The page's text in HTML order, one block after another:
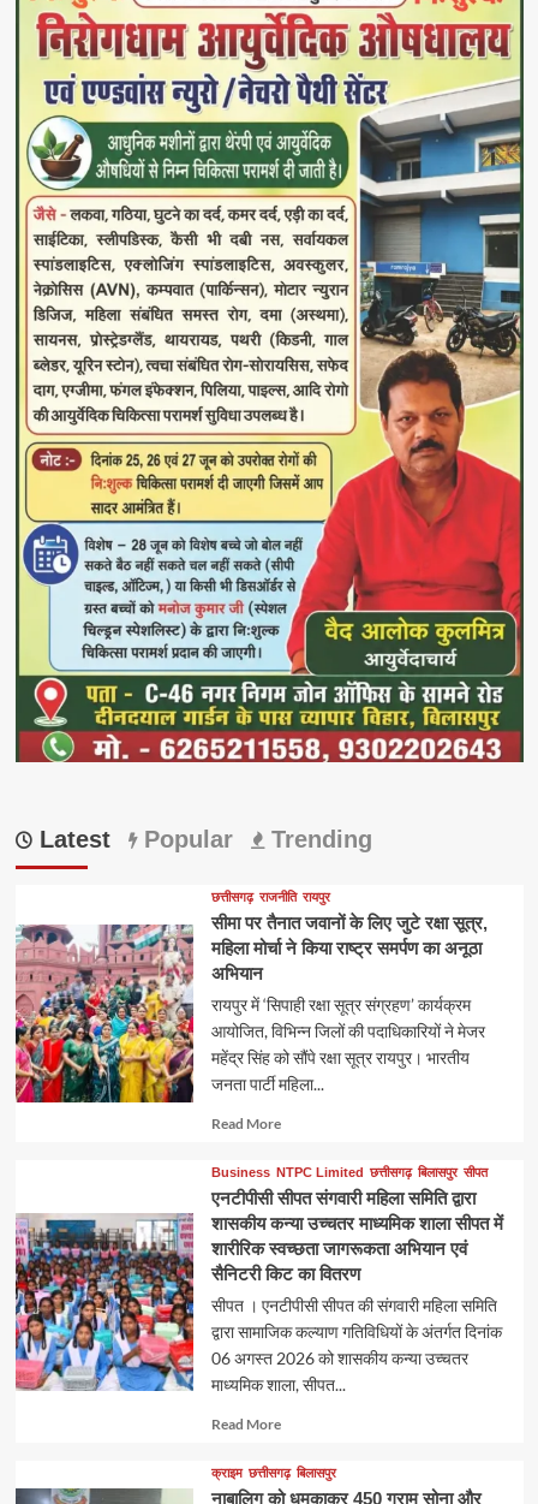
Latest Popular Trending
छत्तीसगढ़ राजनीति रायपुर
सीमा पर तैनात जवानों के लिए जुटे रक्षा सूत्र,
महिला मोर्चा ने किया राष्ट्र समर्पण का अनूठा
अभियान
रायपुर में ‘सिपाही रक्षा सूत्र संग्रहण’ कार्यक्रम
आयोजित, विभिन्न जिलों की पदाधिकारियों ने मेजर
महेंद्र सिंह को सौंपे रक्षा सूत्र रायपुर। भारतीय
जनता पार्टी महिला...
Read MoreRead
about
Business NTPC Limited छत्तीसगढ़ बिलासपुर सीपत
एनटीपीसी सीपत संगवारी महिला समिति द्वारा
शासकीय कन्या उच्चतर माध्यमिक शाला सीपत में
शारीरिक स्वच्छता जागरूकता अभियान एवं
सैनिटरी किट का वितरण
सीपत । एनटीपीसी सीपत की संगवारी महिला समिति
द्वारा सामाजिक कल्याण गतिविधियों के अंतर्गत दिनांक
06 अगस्त 2026 को शासकीय कन्या उच्चतर
माध्यमिक शाला, सीपत...
Read MoreRead
about
क्राइम छत्तीसगढ़ बिलासपुर
नाबालिग को धमकाकर 450 ग्राम सोना और